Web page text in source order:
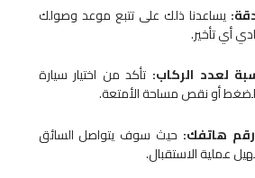
يساعدنا ذلك على تتبع موعد وصولك
أي تأخير.
لعدد الركاب: تأكد من اختيار سيارة
أو نقص مساحة الأمتعة.
هاتفك: حيث سوف يتواصل السائق
عملية الاستقبال.